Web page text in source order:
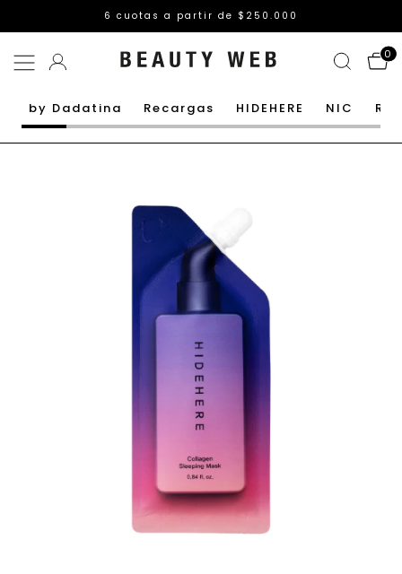
6 cuotas a partir de $250.000
0
by Dadatina Recargas HIDEHERE NIC